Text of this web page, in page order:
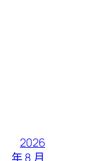
2026
年 8 月